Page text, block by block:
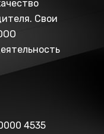
Свои
4535